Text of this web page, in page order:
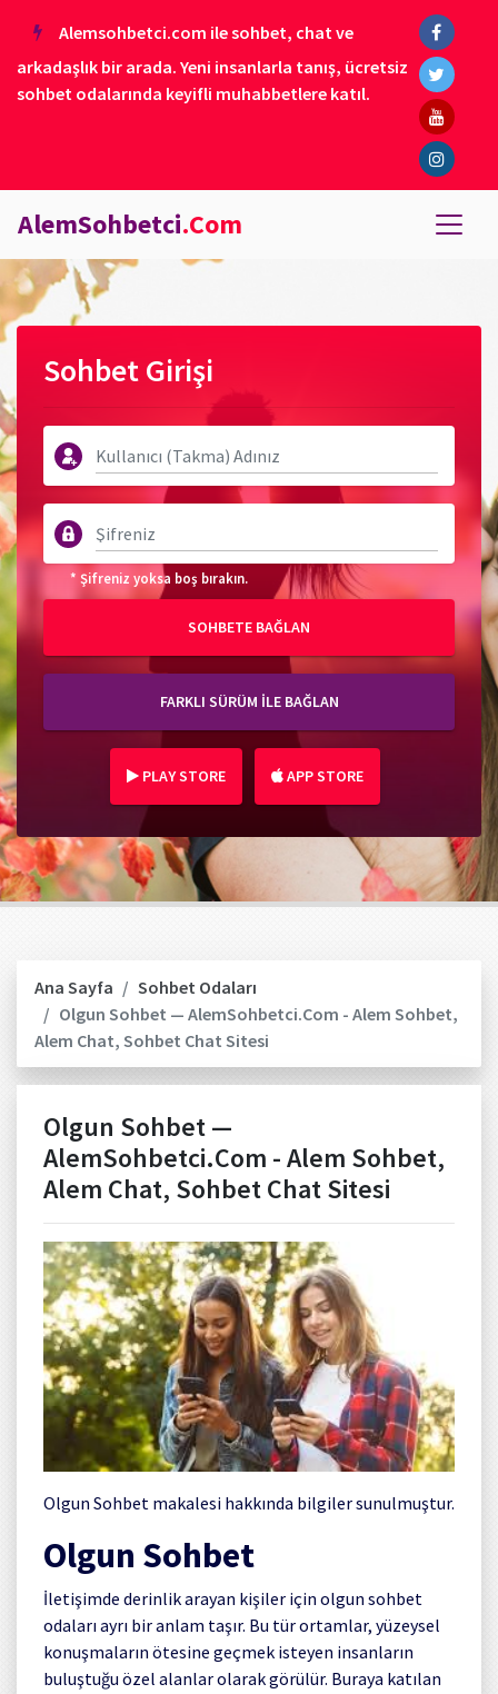
Alemsohbetci.com ile sohbet, chat ve
arkadaşlık bir arada. Yeni insanlarla tanış, ücretsiz
sohbet odalarında keyifli muhabbetlere katıl.
AlemSohbetci.Com
Sohbet Girişi
* Şifreniz yoksa boş bırakın.
SOHBETE BAĞLAN
FARKLI SÜRÜM İLE BAĞLAN
PLAY STORE APP STORE
Ana Sayfa
Sohbet Odaları
Olgun Sohbet — AlemSohbetci.Com - Alem Sohbet,
Alem Chat, Sohbet Chat Sitesi
Olgun Sohbet —
AlemSohbetci.Com - Alem Sohbet,
Alem Chat, Sohbet Chat Sitesi
Olgun Sohbet makalesi hakkında bilgiler sunulmuştur.
Olgun Sohbet
İletişimde derinlik arayan kişiler için olgun sohbet
odaları ayrı bir anlam taşır. Bu tür ortamlar, yüzeysel
konuşmaların ötesine geçmek isteyen insanların
buluştuğu özel alanlar olarak görülür. Buraya katılan